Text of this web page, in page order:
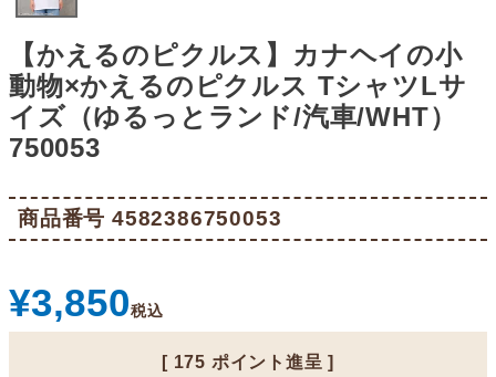
【かえるのピクルス】カナヘイの小
動物×かえるのピクルス TシャツLサ
イズ（ゆるっとランド/汽車/WHT）
750053
商品番号 4582386750053
¥3,850税込
[ 175 ポイント進呈 ]